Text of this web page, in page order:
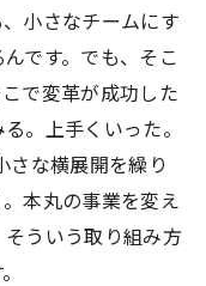
小さなチームにす
です。でも、そこ
で変革が成功した
。上手くいった。
さな横展開を繰り
本丸の事業を変え
ういう取り組み方